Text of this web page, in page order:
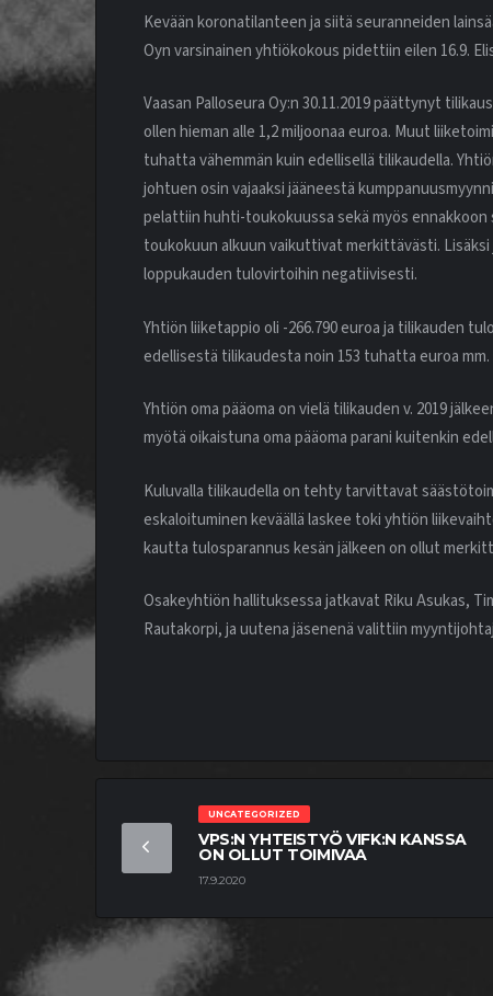
Kevään koronatilanteen ja siitä seuranneiden
Oyn varsinainen yhtiökokous pidettiin eilen 16.9.
Vaasan Palloseura Oy:n 30.11.2019 päättynyt
ollen hieman alle 1,2 miljoonaa euroa. Muut
tuhatta vähemmän kuin edellisellä tilikaudella.
johtuen osin vajaaksi jääneestä
pelattiin huhti-toukokuussa sekä myös
toukokuun alkuun vaikuttivat merkittävästi.
loppukauden tulovirtoihin negatiivisesti.
Yhtiön liiketappio oli -266.790 euroa ja tilikauden
edellisestä tilikaudesta noin 153 tuhatta euroa
Yhtiön oma pääoma on vielä tilikauden v. 2019
myötä oikaistuna oma pääoma parani kuitenkin
Kuluvalla tilikaudella on tehty tarvittavat
eskaloituminen keväällä laskee toki yhtiön
kautta tulosparannus kesän jälkeen on ollut
Osakeyhtiön hallituksessa jatkavat Riku Asukas,
Rautakorpi, ja uutena jäsenenä valittiin
UNCATEGORIZED
VPS:N YHTEISTYÖ VIFK:N KANSSA
ON OLLUT TOIMIVAA
17.9.2020